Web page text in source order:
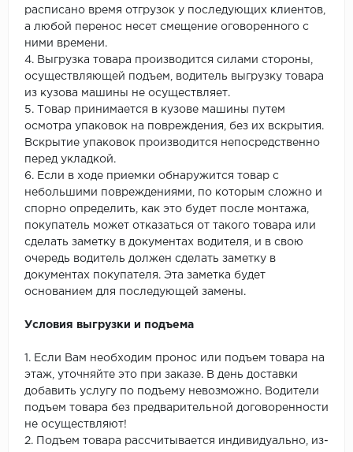
расписано время отгрузок у последующих клиентов,
а любой перенос несет смещение оговоренного с
ними времени.
4. Выгрузка товара производится силами стороны,
осуществляющей подъем, водитель выгрузку товара
из кузова машины не осуществляет.
5. Товар принимается в кузове машины путем
осмотра упаковок на повреждения, без их вскрытия.
Вскрытие упаковок производится непосредственно
перед укладкой.
6. Если в ходе приемки обнаружится товар с
небольшими повреждениями, по которым сложно и
спорно определить, как это будет после монтажа,
покупатель может отказаться от такого товара или
сделать заметку в документах водителя, и в свою
очередь водитель должен сделать заметку в
документах покупателя. Эта заметка будет
основанием для последующей замены.
Условия выгрузки и подъема
1. Если Вам необходим пронос или подъем товара на
этаж, уточняйте это при заказе. В день доставки
добавить услугу по подъему невозможно. Водители
подъем товара без предварительной договоренности
не осуществляют!
2. Подъем товара рассчитывается индивидуально, из-